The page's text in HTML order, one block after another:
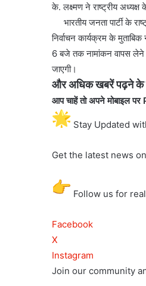
के. लक्ष्मण ने राष्ट्रीय
भारतीय जनता पार्टी के
निर्वाचन कार्यक्रम के
6 बजे तक नामांकन वापस लेने
जाएगी।
और अधिक खबरें पढ़ने के
आप चाहें तो अपने मोबाइल
Stay Updated
Get the latest news
Follow us for
Facebook
X
Instagram
Join our community